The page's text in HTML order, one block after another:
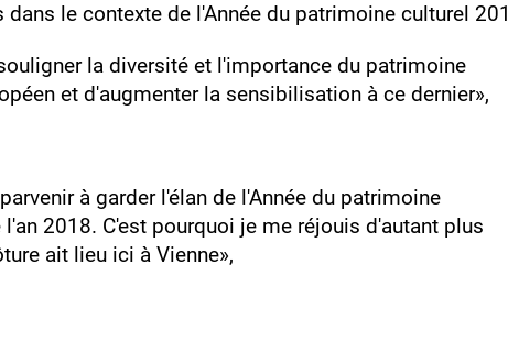
le contexte de l'Année du patrimoine culturel
la diversité et l'importance du patrimoine
et d'augmenter la sensibilisation à ce dernier»,
à garder l'élan de l'Année du patrimoine
l'an 2018. C'est pourquoi je me réjouis d'autant plus
ait lieu ici à Vienne»,